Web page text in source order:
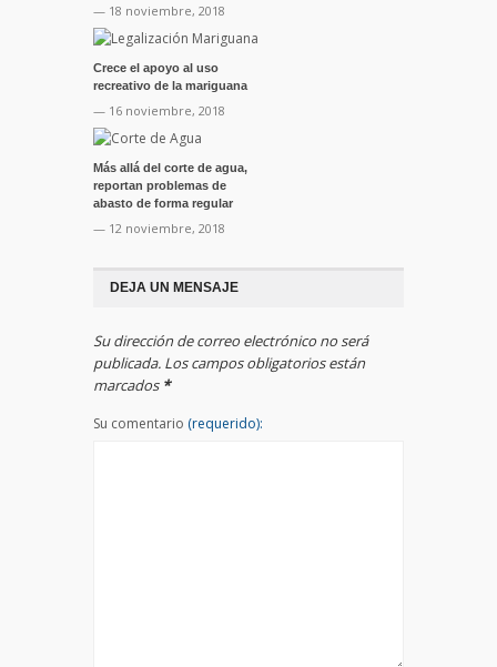
— 18 noviembre, 2018
Crece el apoyo al uso
recreativo de la mariguana
— 16 noviembre, 2018
Más allá del corte de agua,
reportan problemas de
abasto de forma regular
— 12 noviembre, 2018
DEJA UN MENSAJE
Su dirección de correo electrónico no será
publicada. Los campos obligatorios están
marcados *
Su comentario (requerido):